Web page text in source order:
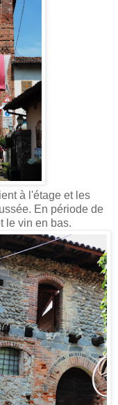
à l'étage et les
En période de
le vin en bas.